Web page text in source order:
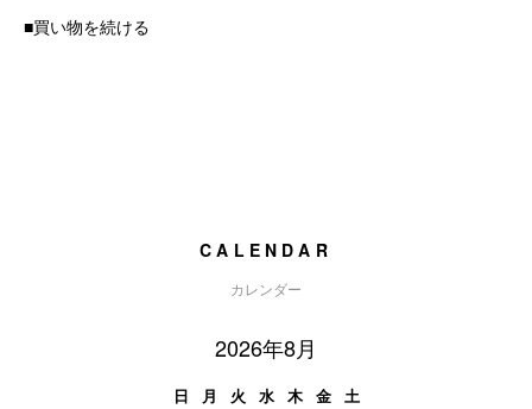
■買い物を続ける
CALENDAR
カレンダー
2026年8月
日 月 火 水 木 金
土